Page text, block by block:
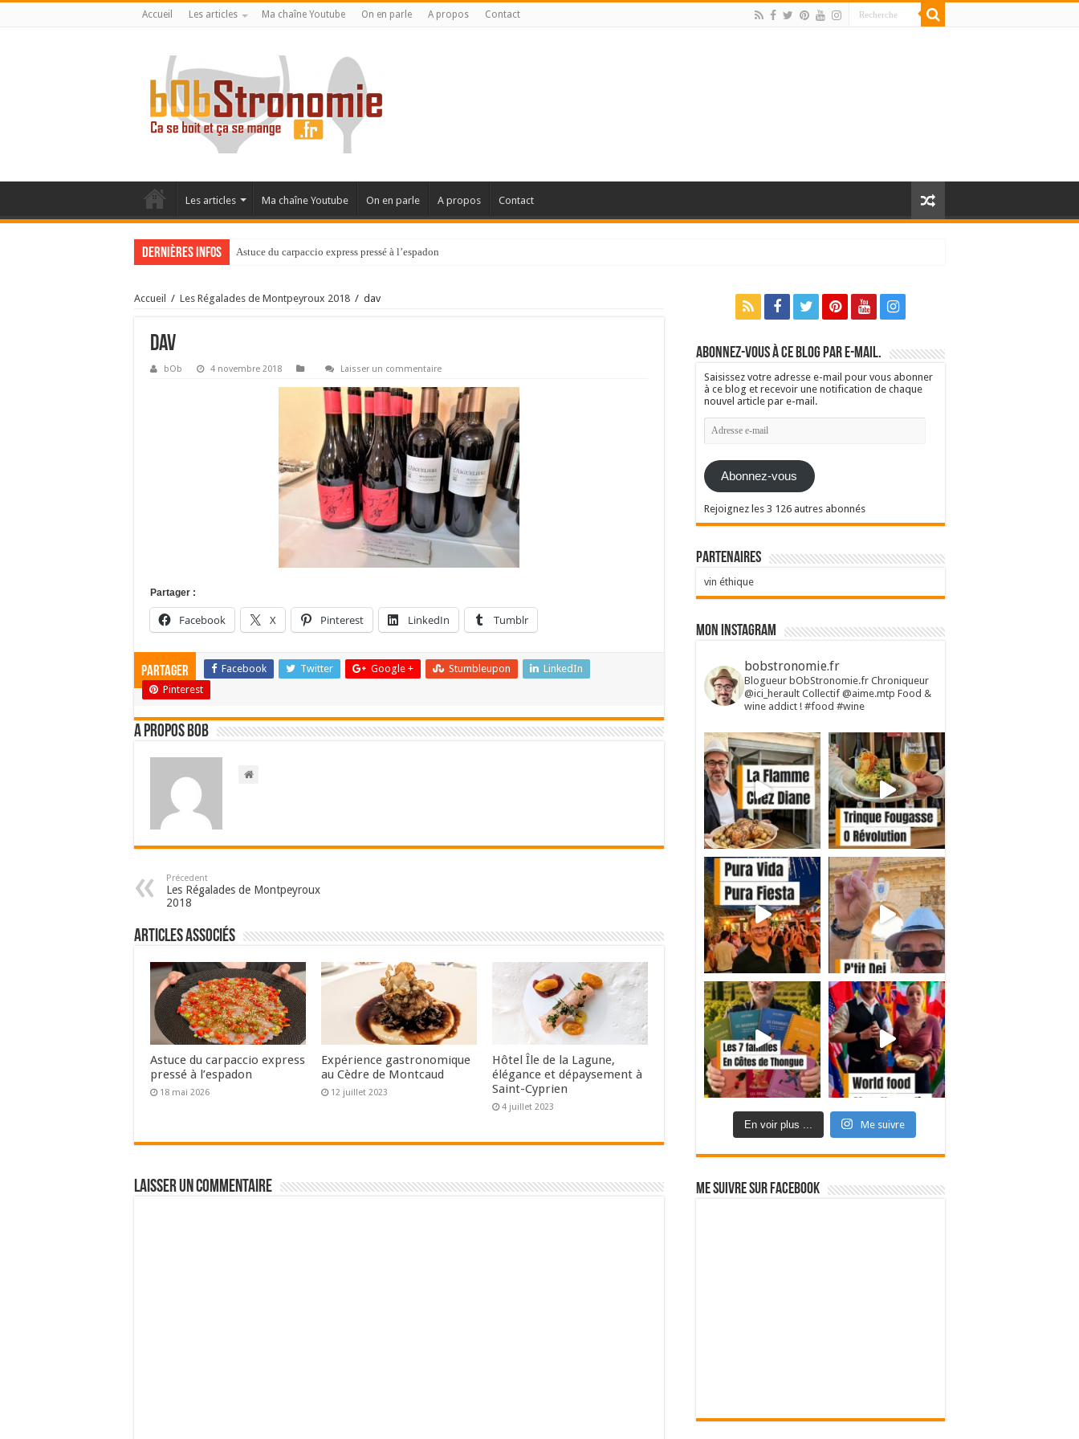
Accueil Les articles Ma chaîne Youtube On en parle A propos Contact
Les articles Ma chaîne Youtube On en parle A propos Contact
Dernières infos Astuce du carpaccio express pressé à l’espadon
Accueil / Les Régalades de Montpeyroux 2018 / dav
dav
bOb 4 novembre 2018 Laisser un commentaire
Partager :
Facebook X Pinterest LinkedIn Tumblr
Partager Facebook Twitter Google + Stumbleupon
LinkedIn
Pinterest
A propos bOb
Précedent
Les Régalades de Montpeyroux
2018
Articles associés
Astuce du carpaccio express
pressé à l’espadon
18 mai 2026
Expérience gastronomique
au Cèdre de Montcaud
12 juillet 2023
Hôtel Île de la Lagune,
élégance et dépaysement à
Saint-Cyprien
4 juillet 2023
Laisser un commentaire
Abonnez-vous à ce blog par e-mail.
Saisissez votre adresse e-mail pour vous abonner
à ce blog et recevoir une notification de chaque
nouvel article par e-mail.
Adresse
e-
Abonnez-vous
Rejoignez les 3 126 autres abonnés
Partenaires
vin éthique
Mon Instagram
bobstronomie.fr
Blogueur bObStronomie.fr Chroniqueur
@ici_herault Collectif @aime.mtp Food &
wine addict ! #food #wine
En voir plus ... Me suivre
Me suivre sur Facebook